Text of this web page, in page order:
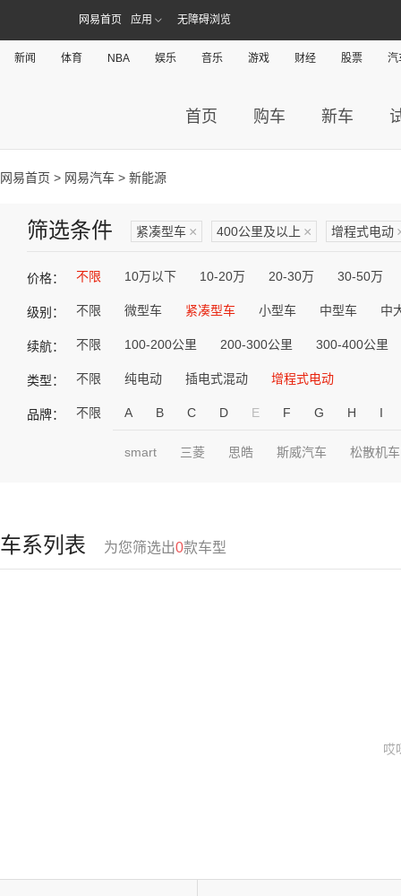
网易首页 应用 无障碍浏览
新闻 体育 NBA 娱乐 音乐 游戏 财经 股票 汽
首页 购车 新车
网易首页 > 网易汽车 > 新能源
筛选条件 紧凑型车 × 400公里及以上 × 增程式电动
价格： 不限 10万以下 10-20万 20-30万 30-50万
级别： 不限 微型车 紧凑型车 小型车 中型车 中
续航： 不限 100-200公里 200-300公里 300-400公里
类型： 不限 纯电动 插电式混动 增程式电动
品牌： 不限 A B C D E F G H I
smart 三菱 思皓 斯威汽车 松散机车
车系列表 为您筛选出0款车型
哎